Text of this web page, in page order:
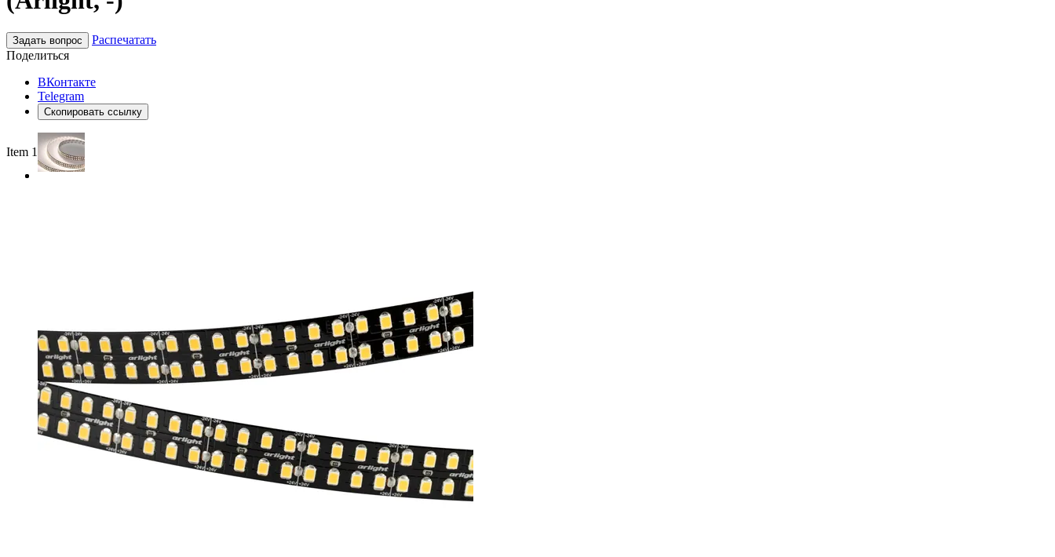
Задать вопрос
Распечатать
Поделиться
ВКонтакте
Telegram
Скопировать ссылку
Item 1 of 2